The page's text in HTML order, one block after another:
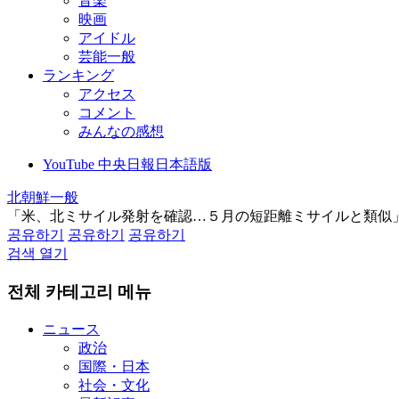
映画
アイドル
芸能一般
ランキング
アクセス
コメント
みんなの感想
YouTube 中央日報日本語版
北朝鮮一般
「米、北ミサイル発射を確認…５月の短距離ミサイルと類似
공유하기
공유하기
공유하기
검색 열기
전체 카테고리 메뉴
ニュース
政治
国際・日本
社会・文化